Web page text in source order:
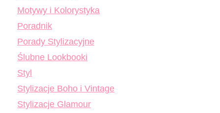
Motywy i Kolorystyka
Poradnik
Porady Stylizacyjne
Ślubne Lookbooki
Styl
Stylizacje Boho i Vintage
Stylizacje Glamour